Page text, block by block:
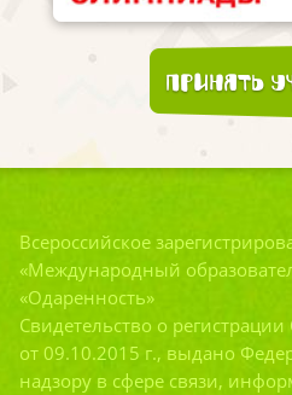
Принять
Всероссийское
«Международный
«Одаренность»
Свидетельство о
от 09.10.2015 г., выдано
надзору в сфере связи,